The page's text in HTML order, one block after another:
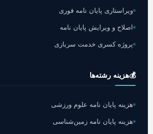
ویراستاری پایان نامه فوری
اصلاح و ویرایش پایان نامه
پروژه کسری خدمت سربازی
💰هزینه رشته‌ها
هزینه پایان نامه علوم ورزشی
هزینه پایان نامه زمین‌شناسی